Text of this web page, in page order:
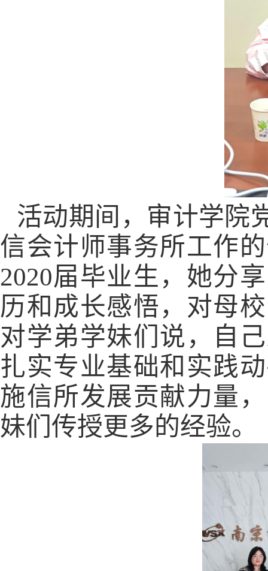
活动期间，审计学院
信会计师事务所工作
2020届毕业生，她分
历和成长感悟，对母
对学弟学妹们说，自
扎实专业基础和实践
施信所发展贡献力量
妹们传授更多的经验。